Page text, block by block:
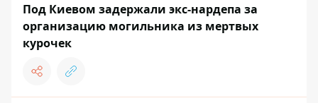
Под Киевом задержали экс-нардепа за
организацию могильника из мертвых
курочек